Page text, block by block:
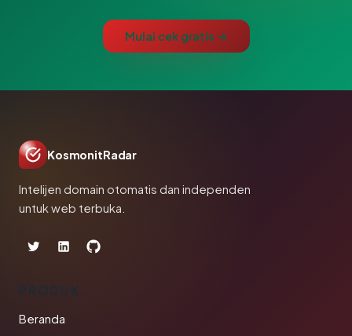
Mulai cek gratis →
KosmonitRadar
Intelijen domain otomatis dan independen
untuk web terbuka.
PRODUK
Beranda